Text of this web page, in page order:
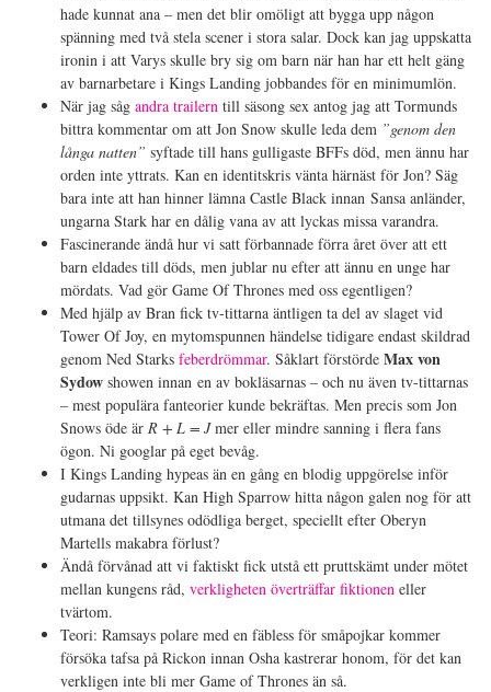
hade kunnat ana – men det blir omöligt att bygga upp någon
spänning med två stela scener i stora salar. Dock kan jag uppskatta
ironin i att Varys skulle bry sig om barn när han har ett helt gäng
av barnarbetare i Kings Landing jobbandes för en minimumlön.
När jag såg andra trailern till säsong sex antog jag att Tormunds
bittra kommentar om att Jon Snow skulle leda dem ”genom den
långa natten” syftade till hans gulligaste BFFs död, men ännu har
orden inte yttrats. Kan en identitskris vänta härnäst för Jon? Säg
bara inte att han hinner lämna Castle Black innan Sansa anländer,
ungarna Stark har en dålig vana av att lyckas missa varandra.
Fascinerande ändå hur vi satt förbannade förra året över att ett
barn eldades till döds, men jublar nu efter att ännu en unge har
mördats. Vad gör Game Of Thrones med oss egentligen?
Med hjälp av Bran fick tv-tittarna äntligen ta del av slaget vid
Tower Of Joy, en mytomspunnen händelse tidigare endast skildrad
genom Ned Starks feberdrömmar. Såklart förstörde Max von
Sydow showen innan en av bokläsarnas – och nu även tv-tittarnas
– mest populära fanteorier kunde bekräftas. Men precis som Jon
Snows öde är R + L = Jmer eller mindre sanning i flera fans
ögon. Ni googlar på eget bevåg.
I Kings Landing hypeas än en gång en blodig uppgörelse inför
gudarnas uppsikt. Kan High Sparrow hitta någon galen nog för att
utmana det tillsynes odödliga berget, speciellt efter Oberyn
Martells makabra förlust?
Ändå förvånad att vi faktiskt fick utstå ett pruttskämt under mötet
mellan kungens råd, verkligheten överträffar fiktionen eller
tvärtom.
Teori: Ramsays polare med en fäbless för småpojkar kommer
försöka tafsa på Rickon innan Osha kastrerar honom, för det kan
verkligen inte bli mer Game of Thrones än så.